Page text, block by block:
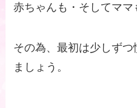
赤ちゃんも・そしてママ
その為、最初は少しず
ましょう。